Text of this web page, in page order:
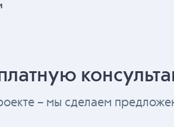
– мы сделаем